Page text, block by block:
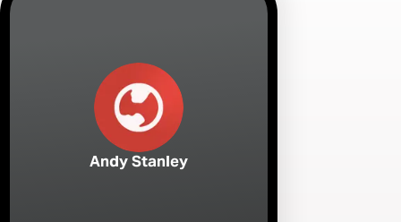
Andy Stanley